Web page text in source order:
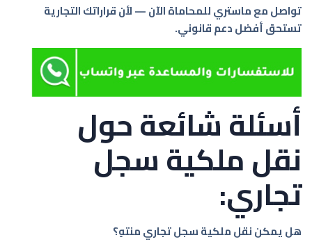
تواصل مع ماستري للمحاماة الآن — لأن قراراتك التجارية
تستحق أفضل دعم قانوني.
أسئلة شائعة حول
نقل ملكية سجل
تجاري:
هل يمكن نقل ملكية سجل تجاري منتهٍ؟